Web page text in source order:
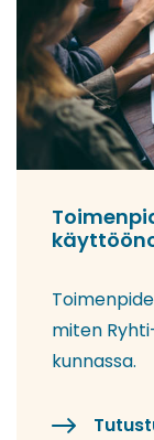
miten
kunnassa.